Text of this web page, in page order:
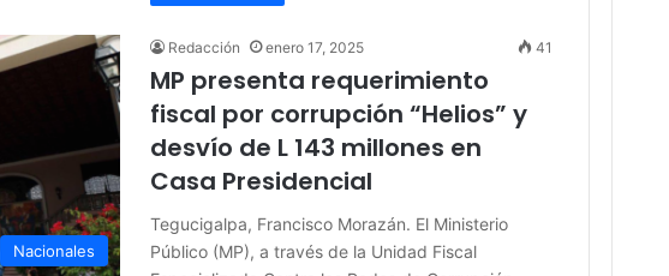
Nacionales
Redacción enero 17, 2025 41
MP presenta requerimiento
fiscal por corrupción “Helios” y
desvío de L 143 millones en
Casa Presidencial
Tegucigalpa, Francisco Morazán. El Ministerio
Público (MP), a través de la Unidad Fiscal